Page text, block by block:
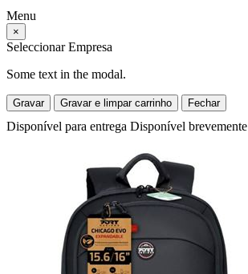
Menu
×
Seleccionar Empresa
Some text in the modal.
Gravar Gravar e limpar carrinho Fechar
Disponível para entrega Disponível brevemente